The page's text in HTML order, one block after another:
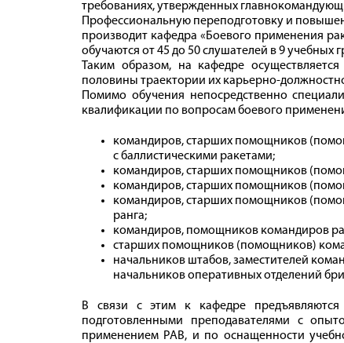
требованиях, утвержденных
Профессиональную переподготовку и
производит кафедра «Боевого применения
обучаются от 45 до 50 слушателей в 9 учебных
Таким образом, на кафедре
половины траектории их карьерно-
Помимо обучения непосредственно
квалификации по вопросам боевого
командиров, старших помощников
с баллистическими ракетами;
командиров, старших помощников
командиров, старших помощников
командиров, старших помощников
ранга;
командиров, помощников командиров
старших помощников (помощников)
начальников штабов, заместителей
начальников оперативных отделений
В связи с этим к кафедре предъявляются
подготовленными преподавателями с
применением РАВ, и по оснащенности